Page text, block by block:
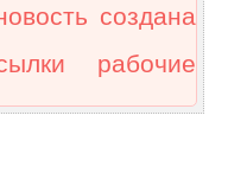
создана
рабочие